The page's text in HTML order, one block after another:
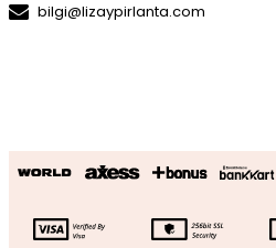
bilgi@lizaypirlanta.com